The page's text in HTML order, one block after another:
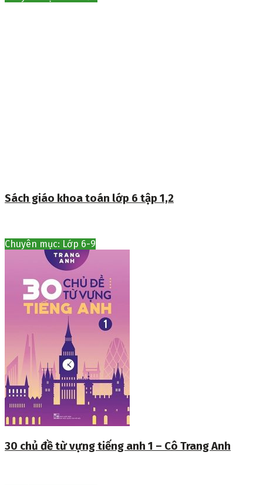
Sách giáo khoa toán lớp 6 tập 1,2
Chuyên mục: Lớp 6-9
30 chủ đề từ vựng tiếng anh 1 – Cô Trang Anh